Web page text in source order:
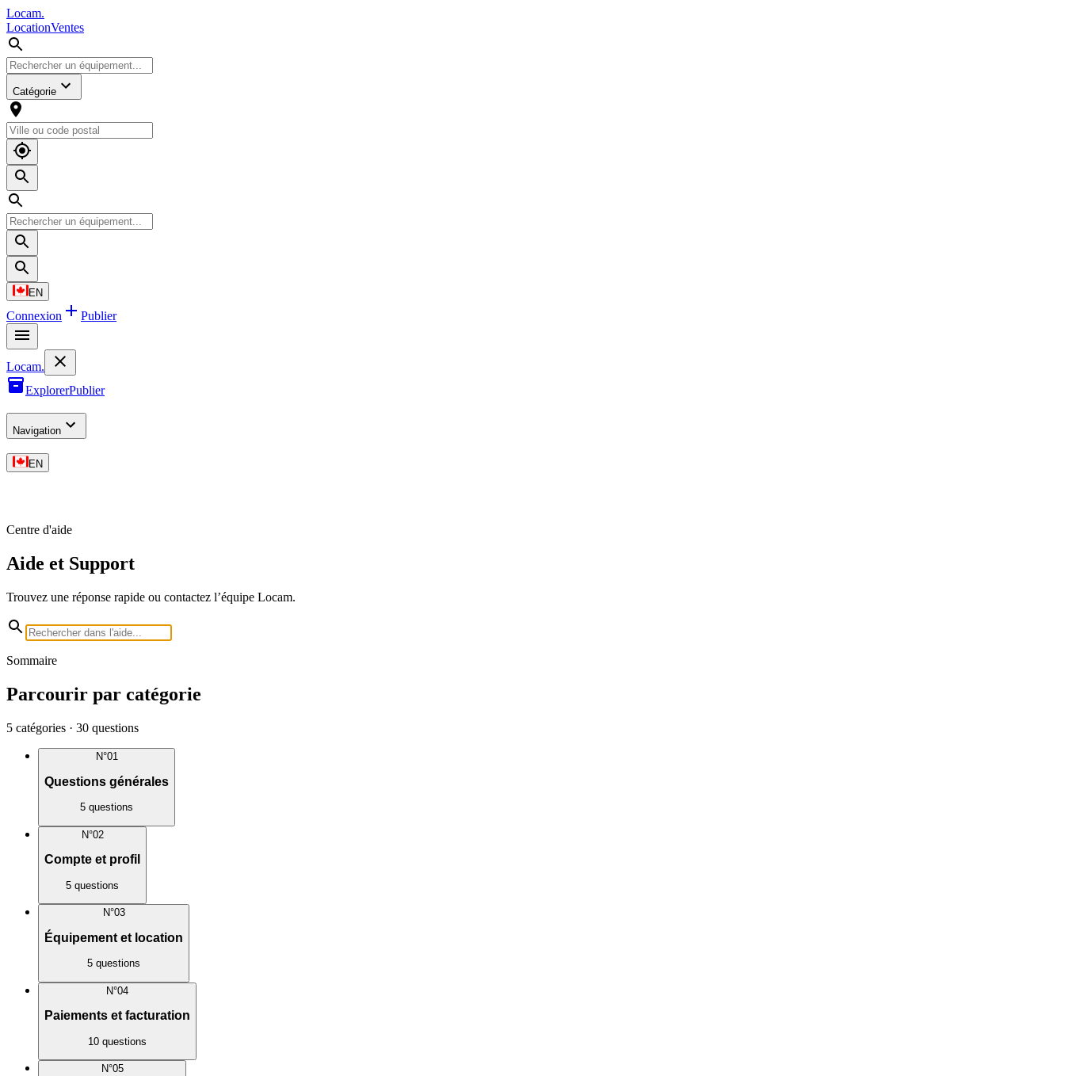
Locam.
LocationVentes
Catégorie
EN
Connexion Publier
Locam.
ExplorerPublier
Navigation
EN
Centre d'aide
Aide et Support
Trouvez une réponse rapide ou contactez l’équipe Locam.
Sommaire
Parcourir par catégorie
5 catégories · 30 questions
N°01
Questions générales
5 questions
N°02
Compte et profil
5 questions
N°03
Équipement et location
5 questions
N°04
Paiements et facturation
10 questions
N°05